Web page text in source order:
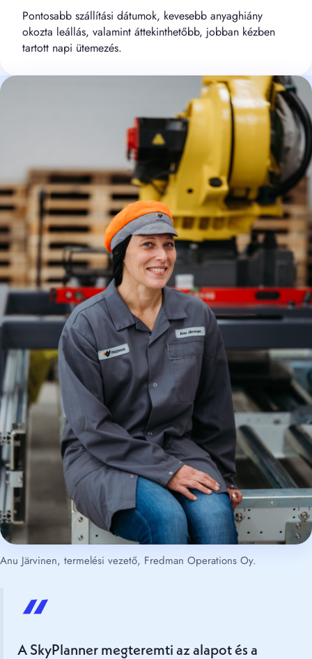
Pontosabb szállítási dátumok, kevesebb anyaghiány
okozta leállás, valamint áttekinthetőbb, jobban kézben
tartott napi ütemezés.
Anu Järvinen, termelési vezető, Fredman Operations Oy.
“
A SkyPlanner megteremti az alapot és a